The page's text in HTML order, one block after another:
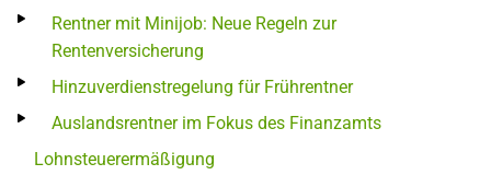
Rentner mit Minijob: Neue Regeln zur
Rentenversicherung
Hinzuverdienstregelung für Frührentner
Auslandsrentner im Fokus des Finanzamts
Lohnsteuerermäßigung